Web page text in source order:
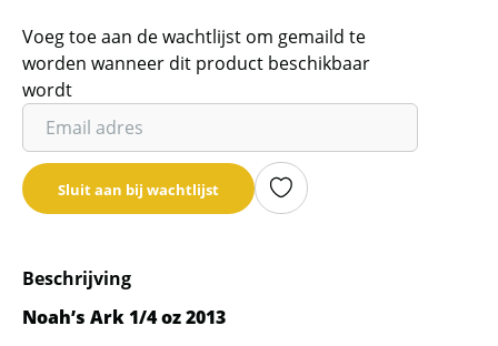
Voeg toe aan de wachtlijst om gemaild te
worden wanneer dit product beschikbaar
wordt
Vul
je
email
adres
de
wachtlijst
Sluit aan bij wachtlijst
Beschrijving
Noah’s Ark 1/4 oz 2013